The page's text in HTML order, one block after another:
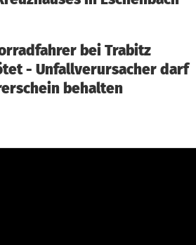
bei Trabitz
- Unfallverursacher darf
behalten